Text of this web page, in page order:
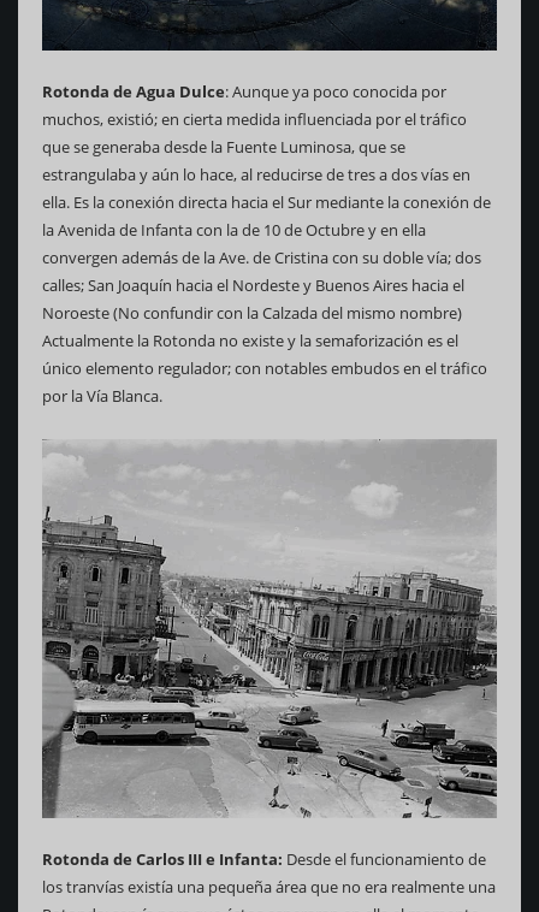
Rotonda de Agua Dulce: Aunque ya poco conocida por
muchos, existió; en cierta medida influenciada por el tráfico
que se generaba desde la Fuente Luminosa, que se
estrangulaba y aún lo hace, al reducirse de tres a dos vías en
ella. Es la conexión directa hacia el Sur mediante la conexión de
la Avenida de Infanta con la de 10 de Octubre y en ella
convergen además de la Ave. de Cristina con su doble vía; dos
calles; San Joaquín hacia el Nordeste y Buenos Aires hacia el
Noroeste (No confundir con la Calzada del mismo nombre)
Actualmente la Rotonda no existe y la semaforización es el
único elemento regulador; con notables embudos en el tráfico
por la Vía Blanca.
Rotonda de Carlos III e Infanta: Desde el funcionamiento de
los tranvías existía una pequeña área que no era realmente una